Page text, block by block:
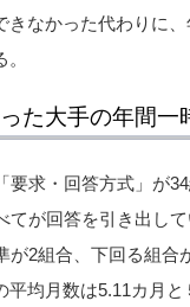
なかった代わりに
た大手の年間一
要求・回答方式」が
てが回答を引き出し
が2組合、下回る組合
平均月数は5.11カ月